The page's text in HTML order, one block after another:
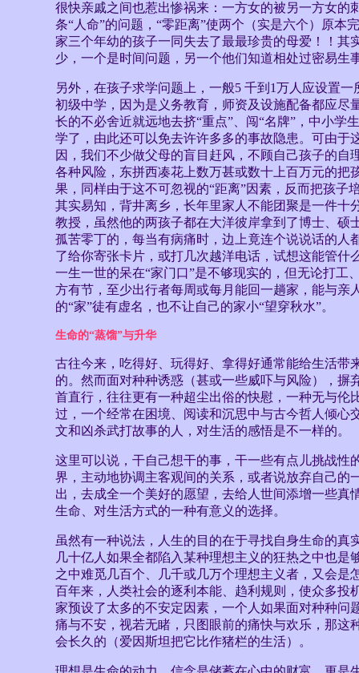
很快亲戚之间也惹出惨祸来：一方女的被另一方女的
条“人命”的问题，“零距离”使两个（实是六个）原本
家三个年幼的孩子一同失去了最最珍贵的母爱！！其
少，一个是时间问题，另一个他们知道相处过密易生
另外，在孩子求学问题上，一般5 千到1万人应设置
初级中学，因为是义务教育，师资及设施配备都应尽
长的不必舍近就远地去挤“重点”、闯“名牌”，中小学
学了，由此还可以免去许许多多的事故隐患。可由于
因，我们不少做父母的盲目赶风，不顾自己孩子的自
各种风险，东拼西凑花上数万甚或数十上百万元的把
果，同样由于这不可忽视的“距离”因素，反而把孩子
其实易知，背井离乡，长年里家人不能团聚是一件十
教授，虽然他的两孩子都在大洋彼岸拿到了博士、硕
孤苦零丁的，每当有病痛时，边上竟连个说说话的人
了给你寄张卡片，或打几次越洋电话，试想这能管什
一生一世的呆在“家门口”是不够现实的，但无论打工
方有节，至少出行者每周或每月能回一趟家，能与亲
的“家”徒有虚名，也不让自己的家小“望穿秋水”。
生命的“蒸馏”与升华
古往今来，吃得好、玩得好、拿得好通常能给生活带
的。然而面对种种诱惑（甚或一些威吓与风险），摒
首直行，往往更有一种超尘出俗的快慰，一种无与伦
过，一个经常在困境、阅读和沉思中与古今哲人倾心
文和凶杀武打故事的人，对生活的感悟是不一样的。
这里可以说，干自己想干的事，干一些有点儿挑战性
界，主动地协调主客观间的关系，或者说放弃自己的
出，去成全一个美好的愿望，去给人世间添增一些真
生命、对生活方式的一种有意义的选择。
虽然有一种说法，人生的目的在于寻找自身生命的真
几十亿人如果全都陷入某种理想主义的狂热之中也是
之中难觅几百个、几千或几万个理想主义者，又会是
百年来，人类社会的逐利本能、趋利规则，使众多投
家预设了太多的不安定因素，一个人如果面对种种问
痛与不安，视若无睹，只图眼前的痛快与欢乐，那这
会长久的（爱因斯坦把它比作猪栏的生活）。